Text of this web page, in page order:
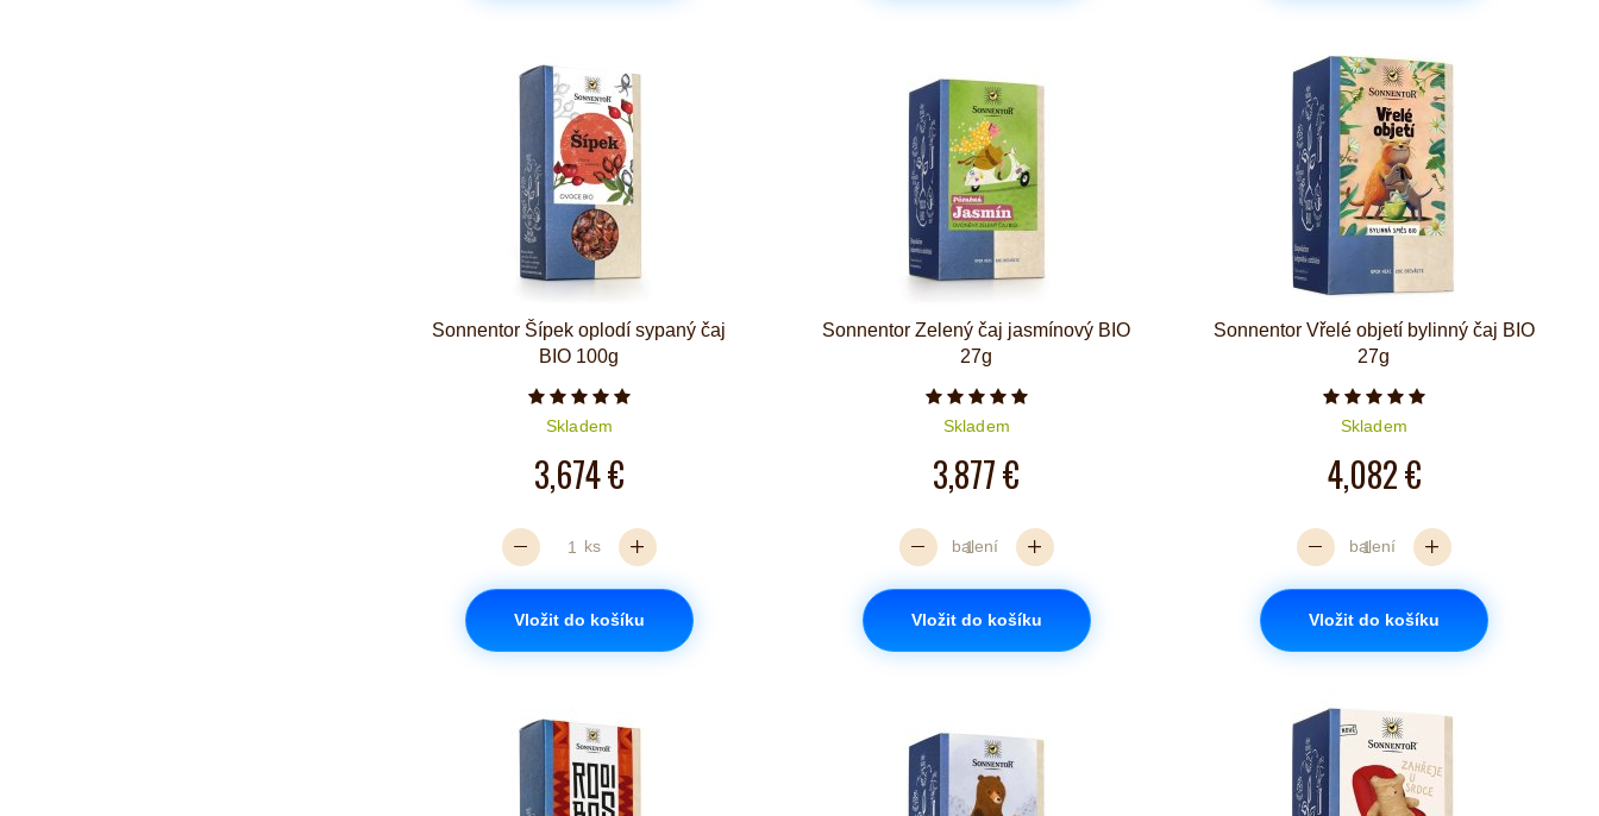
Sonnentor Šípek oplodí sypaný čaj
BIO 100g
Počet hvězdiček je 5 z 5
Skladem
3,674 €
ks
Vložit do košíku
Sonnentor Zelený čaj jasmínový BIO
27g
Počet hvězdiček je 5 z 5
Skladem
3,877 €
balení
Vložit do košíku
Sonnentor Vřelé objetí bylinný čaj BIO
27g
Počet hvězdiček je 5 z 5
Skladem
4,082 €
balení
Vložit do košíku